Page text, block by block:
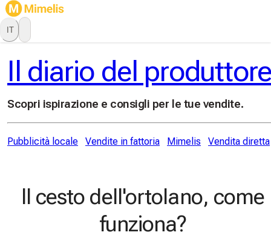
IT
Il diario del
Scopri ispirazione e consigli per le tue vendite.
Pubblicità locale Vendite in fattoria Mimelis Vendita diretta
Il cesto dell'ortolano, come
funziona?